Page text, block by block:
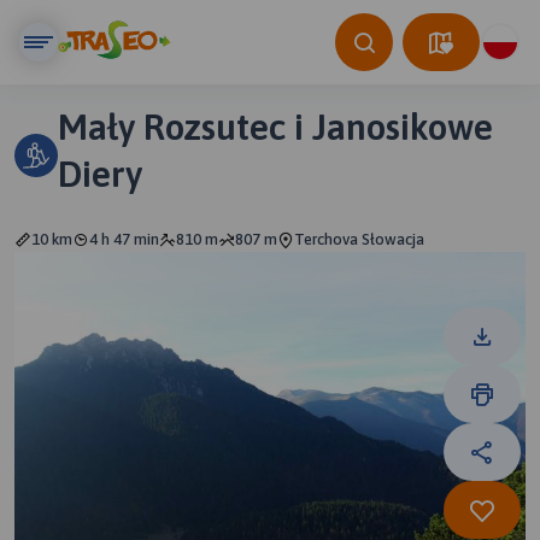
Mały Rozsutec i Janosikowe
Diery
10 km 4 h 47 min 810 m 807 m Terchova Słowacja